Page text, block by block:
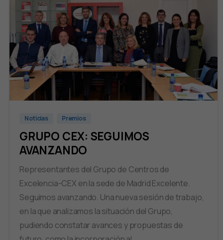
Noticias Premios
GRUPO CEX: SEGUIMOS
AVANZANDO
Representantes del Grupo de Centros de
Excelencia-CEX en la sede de Madrid Excelente.
Seguimos avanzando. Una nueva sesión de trabajo,
en la que analizamos la situación del Grupo,
pudiendo constatar avances y propuestas de